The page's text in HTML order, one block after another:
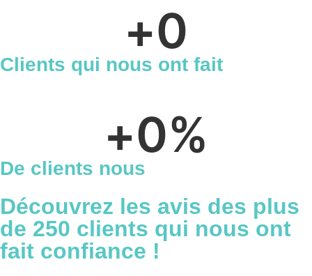
+0
Clients qui nous ont fait
+0%
De clients nous
Découvrez les avis des plus
de 250 clients qui nous ont
fait confiance !